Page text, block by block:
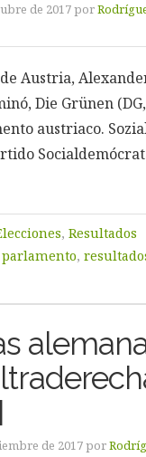
de 2017 por
Austria,
Die Grünen
austriaco.
, Resultados
parlamento,
de 2017 por